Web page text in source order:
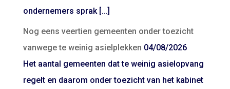
ondernemers sprak […]
Nog eens veertien gemeenten onder toezicht
vanwege te weinig asielplekken 04/08/2026
Het aantal gemeenten dat te weinig asielopvang
regelt en daarom onder toezicht van het kabinet